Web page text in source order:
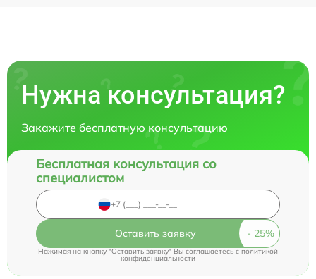
Нужна консультация?
Закажите бесплатную консультацию
Бесплатная консультация со
специалистом
Оставить заявку
Нажимая на кнопку "Оставить заявку" Вы соглашаетесь cполитикой
конфиденциальности